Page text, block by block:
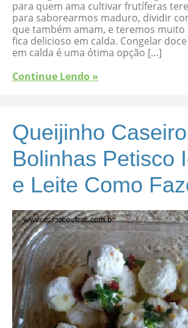
para quem ama cultivar frutíferas
para saborearmos maduro, dividir
que também amam, e teremos muito
fica delicioso em calda. Congelar
em calda é uma ótima opção […]
Continue Lendo »
Queijinho
Bolinhas Petisco
e Leite Como